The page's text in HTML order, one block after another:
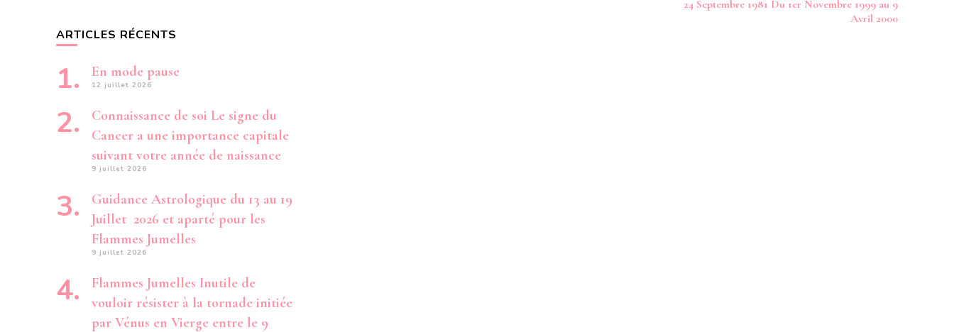
24 Septembre 1981 Du 1er Novembre 1999 au 9
Avril 2000
ARTICLES RÉCENTS
En mode pause
12 juillet 2026
Connaissance de soi Le signe du
Cancer a une importance capitale
suivant votre année de naissance
9 juillet 2026
Guidance Astrologique du 13 au 19
Juillet 2026 et aparté pour les
Flammes Jumelles
9 juillet 2026
Flammes Jumelles Inutile de
vouloir résister à la tornade initiée
par Vénus en Vierge entre le 9